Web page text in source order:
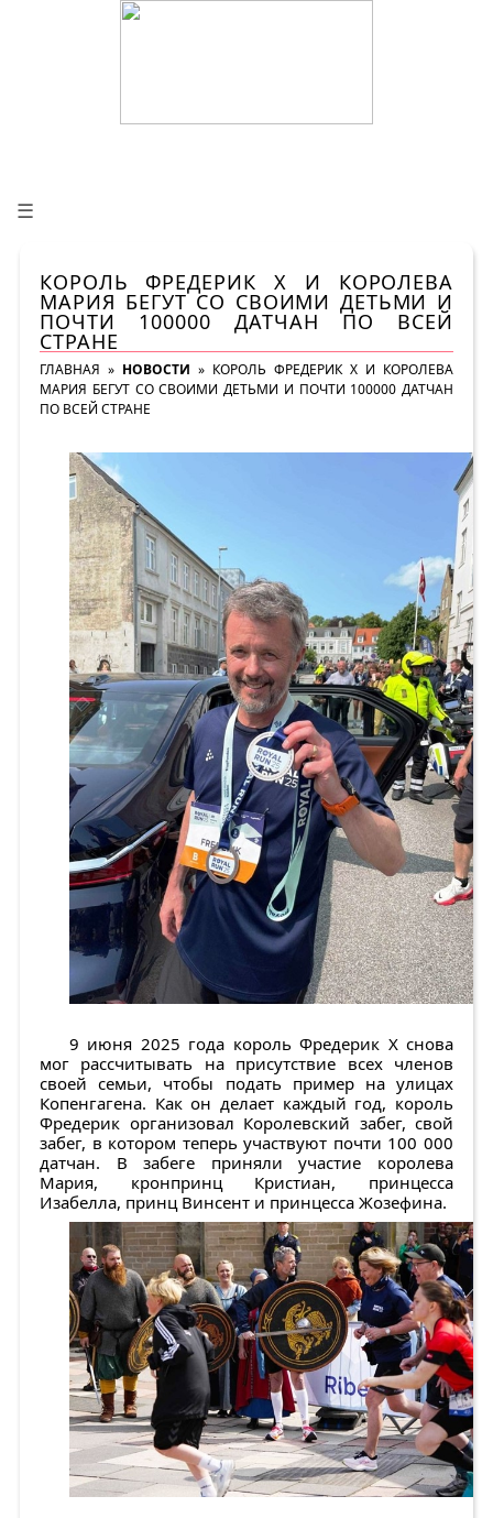
☰
КОРОЛЬ ФРЕДЕРИК X И КОРОЛЕВА
МАРИЯ БЕГУТ СО СВОИМИ ДЕТЬМИ И
ПОЧТИ 100000 ДАТЧАН ПО ВСЕЙ
СТРАНЕ
ГЛАВНАЯ » НОВОСТИ » КОРОЛЬ ФРЕДЕРИК X И КОРОЛЕВА
МАРИЯ БЕГУТ СО СВОИМИ ДЕТЬМИ И ПОЧТИ 100000 ДАТЧАН
ПО ВСЕЙ СТРАНЕ
9 июня 2025 года король Фредерик X снова
мог рассчитывать на присутствие всех членов
своей семьи, чтобы подать пример на улицах
Копенгагена. Как он делает каждый год, король
Фредерик организовал Королевский забег, свой
забег, в котором теперь участвуют почти 100 000
датчан. В забеге приняли участие королева
Мария, кронпринц Кристиан, принцесса
Изабелла, принц Винсент и принцесса Жозефина.